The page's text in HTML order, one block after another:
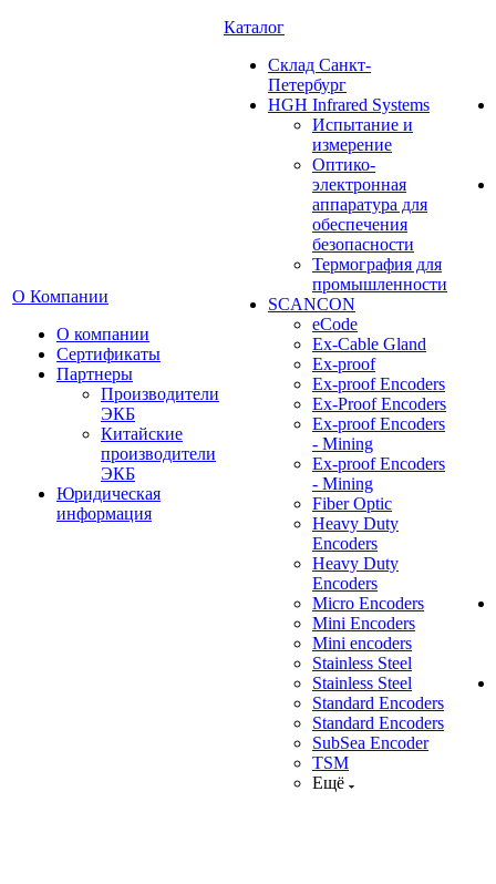
О Компании
О компании
Сертификаты
Партнеры
Производители
ЭКБ
Китайские
производители
ЭКБ
Юридическая
информация
Каталог
Cклад Санкт-
Петербург
HGH Infrared Systems
Испытание и
измерение
Оптико-
электронная
аппаратура для
обеспечения
безопасности
Термография для
промышленности
SCANCON
eCode
Ex-Cable Gland
Ex-proof
Ex-proof Encoders
Ex-Proof Encoders
Ex-proof Encoders
- Mining
Ex-proof Encoders
- Mining
Fiber Optic
Heavy Duty
Encoders
Heavy Duty
Encoders
Micro Encoders
Mini Encoders
Mini encoders
Stainless Steel
Stainless Steel
Standard Encoders
Standard Encoders
SubSea Encoder
TSM
Ещё